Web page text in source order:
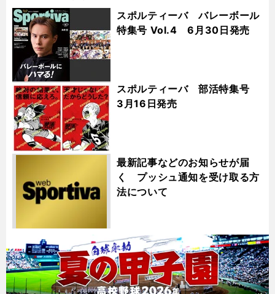
スポルティーバ バレーボール
特集号 Vol.4 6月30日発売
スポルティーバ 部活特集号
3月16日発売
最新記事などのお知らせが届
く プッシュ通知を受け取る方
法について